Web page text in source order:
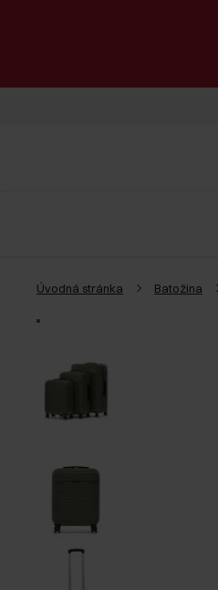
Úvodná stránka Batožina